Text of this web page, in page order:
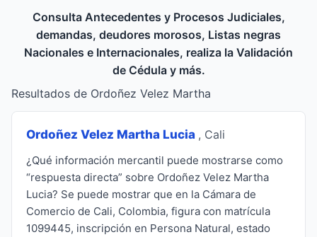
Consulta Antecedentes y Procesos Judiciales,
demandas, deudores morosos, Listas negras
Nacionales e Internacionales, realiza la Validación
de Cédula y más.
Resultados de Ordoñez Velez Martha
Ordoñez Velez Martha Lucia , Cali
¿Qué información mercantil puede mostrarse como
“respuesta directa” sobre Ordoñez Velez Martha
Lucia? Se puede mostrar que en la Cámara de
Comercio de Cali, Colombia, figura con matrícula
1099445, inscripción en Persona Natural, estado